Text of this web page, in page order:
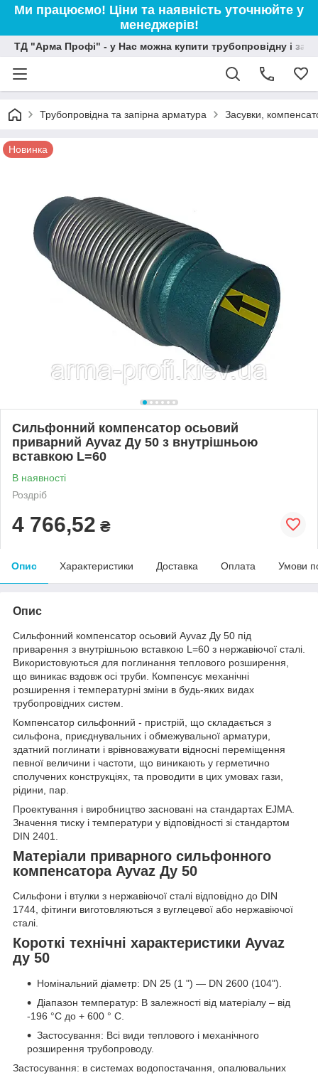
Ми працюємо! Ціни та наявність уточнюйте у
менеджерів!
ТД "Арма Профі" - у Нас можна купити трубопровідну і
Трубопровідна та запірна арматура Засувки,
Новинка
Сильфонний компенсатор осьовий
приварний Ayvaz Ду 50 з внутрішньою
вставкою L=60
В наявності
Роздріб
4 766,52 ₴
Опис Характеристики Доставка Оплата Умови
Опис
Сильфонний компенсатор осьовий Ayvaz Ду 50 під
приварення з внутрішньою вставкою L=60 з нержавіючої сталі.
Використовуються для поглинання теплового розширення,
що виникає вздовж осі труби. Компенсує механічні
розширення і температурні зміни в будь-яких видах
трубопровідних систем.
Компенсатор сильфонний - пристрій, що складається з
сильфона, приєднувальних і обмежувальної арматури,
здатний поглинати і врівноважувати відносні переміщення
певної величини і частоти, що виникають у герметично
сполучених конструкціях, та проводити в цих умовах гази,
рідини, пар.
Проектування і виробництво засновані на стандартах EJMA.
Значення тиску і температури у відповідності зі стандартом
DIN 2401.
Матеріали приварного сильфонного
компенсатора Ayvaz Ду 50
Сильфони і втулки з нержавіючої сталі відповідно до DIN
1744, фітинги виготовляються з вуглецевої або нержавіючої
сталі.
Короткі технічні характеристики Ayvaz
ду 50
Номінальний діаметр: DN 25 (1 ") ― DN 2600 (104").
Діапазон температур: В залежності від матеріалу – від
-196 °С до + 600 ° C.
Застосування: Всі види теплового і механічного
розширення трубопроводу.
Застосування: в системах водопостачання, опалювальних